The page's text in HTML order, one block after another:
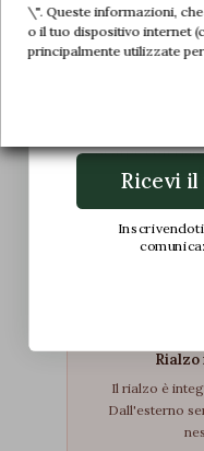
Scarpe con
Il rialzo è
Dall'esterno
\". Queste informazioni,
o il tuo dispositivo internet
principalmente utilizzate
Unisciti a
nostre offerte
Ricevi